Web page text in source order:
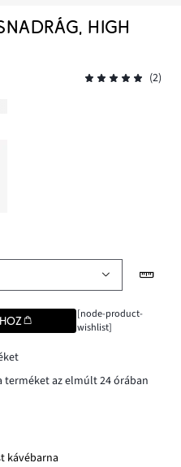
HIGH
(2)
[node-product-
wishlist]
terméket az elmúlt 24 órában
kávébarna